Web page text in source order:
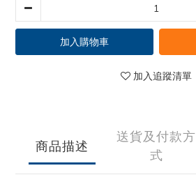
加入購物車
加入追蹤清單
商品描述
送貨及付款方
式